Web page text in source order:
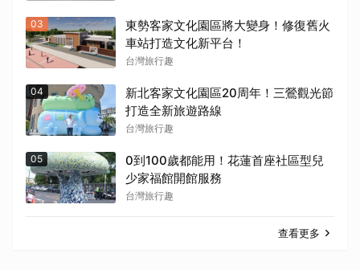
03
東勢客家文化園區將大變身！修復舊火
車站打造文化新平台！
台灣旅行趣
04
新北客家文化園區20周年！三鶯觀光節
打造全新旅遊路線
台灣旅行趣
05
0到100歲都能用！花蓮首座社區型兒
少家福館開館服務
台灣旅行趣
查看更多